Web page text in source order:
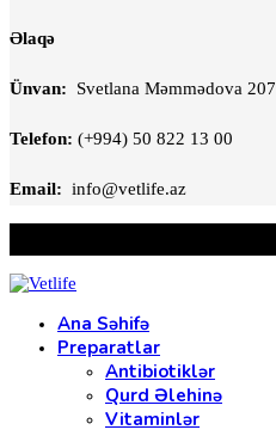
Əlaqə
Ünvan: Svetlana Məmmədova 207
Telefon: (+994) 50 822 13 00
Email: info@vetlife.az
Ana Səhifə
Preparatlar
Antibiotiklər
Qurd Əlehinə
Vitaminlər